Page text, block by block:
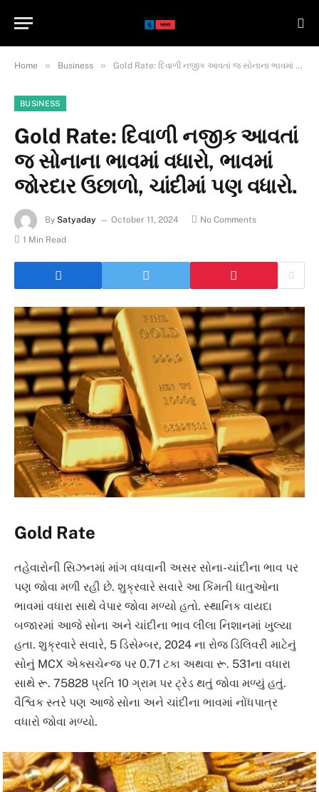
Home » Business » Gold Rate: દિવાળી નજીક આવતાં જ સોનાના ભાવમાં વધારો, ભાવમાં જોરદાર ઉછાળો, ચાંદીમાં પણ વધારો.
BUSINESS
Gold Rate: દિવાળી નજીક આવતાં
જ સોનાના ભાવમાં વધારો, ભાવમાં
જોરદાર ઉછાળો, ચાંદીમાં પણ વધારો.
By Satyaday October 11, 2024
No Comments
1 Min Read
Gold Rate
તહેવારોની સિઝનમાં માંગ વધવાની અસર સોના-ચાંદીના ભાવ પર
પણ જોવા મળી રહી છે. શુક્રવારે સવારે આ કિંમતી ધાતુઓના
ભાવમાં વધારા સાથે વેપાર જોવા મળ્યો હતો. સ્થાનિક વાયદા
બજારમાં આજે સોના અને ચાંદીના ભાવ લીલા નિશાનમાં ખુલ્યા
હતા. શુક્રવારે સવારે, 5 ડિસેમ્બર, 2024 ના રોજ ડિલિવરી માટેનું
સોનું MCX એક્સચેન્જ પર 0.71 ટકા અથવા રૂ. 531ના વધારા
સાથે રૂ. 75828 પ્રતિ 10 ગ્રામ પર ટ્રેડ થતું જોવા મળ્યું હતું.
વૈશ્વિક સ્તરે પણ આજે સોના અને ચાંદીના ભાવમાં નોંધપાત્ર
વધારો જોવા મળ્યો.